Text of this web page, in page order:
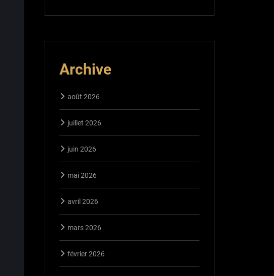
Archive
août 2026
juillet 2026
juin 2026
mai 2026
avril 2026
mars 2026
février 2026